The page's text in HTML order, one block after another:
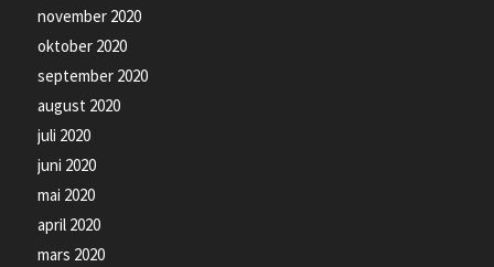
november 2020
oktober 2020
september 2020
august 2020
juli 2020
juni 2020
mai 2020
april 2020
mars 2020